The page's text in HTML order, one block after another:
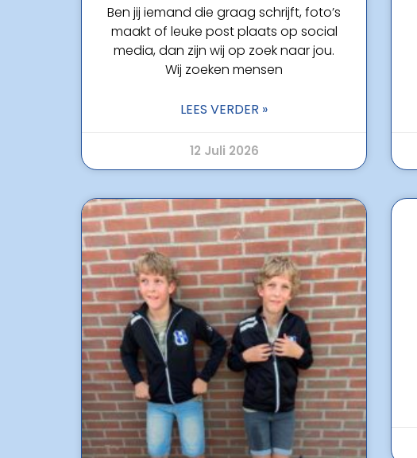
Ben jij iemand die graag schrijft, foto’s
maakt of leuke post plaats op social
media, dan zijn wij op zoek naar jou.
Wij zoeken mensen
LEES VERDER »
12 Juli 2026